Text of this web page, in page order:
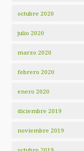
octubre 2020
julio 2020
marzo 2020
febrero 2020
enero 2020
diciembre 2019
noviembre 2019